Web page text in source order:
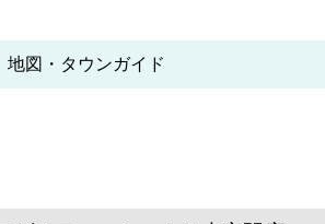
地図・タウンガイド